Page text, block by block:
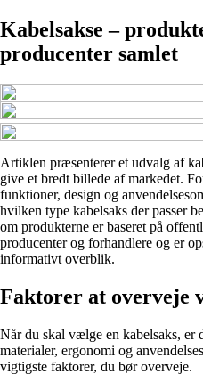
Kabelsakse –
producenter samlet
Artiklen præsenterer et udvalg af
give et bredt billede af markedet.
funktioner, design og
hvilken type kabelsaks der passer
om produkterne er baseret på
producenter og forhandlere og er
informativt overblik.
Faktorer at overveje
Når du skal vælge en kabelsaks, er
materialer, ergonomi og
vigtigste faktorer, du bør overveje.